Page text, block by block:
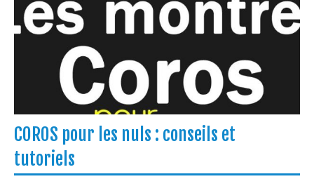
COROS pour les nuls : conseils et
tutoriels